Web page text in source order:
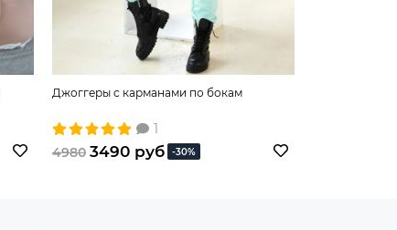
Джоггеры с карманами по бокам
1
4980 3490 руб -30%